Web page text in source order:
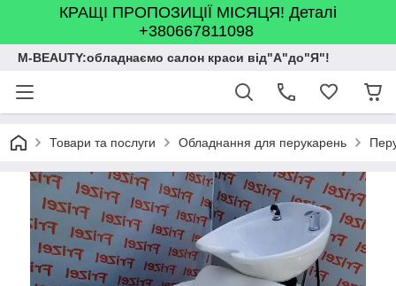
КРАЩІ ПРОПОЗИЦІЇ МІСЯЦЯ! Деталі
+380667811098
M-BEAUTY:обладнаємо салон краси від"А"до"Я"!
Товари та послуги Обладнання для перукарень